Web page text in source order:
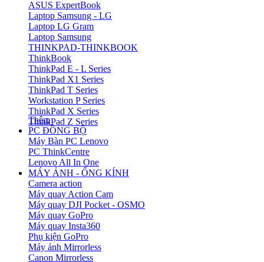
ASUS ExpertBook
Laptop Samsung - LG
Laptop LG Gram
Laptop Samsung
THINKPAD-THINKBOOK
ThinkBook
ThinkPad E - L Series
ThinkPad X1 Series
ThinkPad T Series
Workstation P Series
ThinkPad X Series
ThinkPad Z Series
Thêm
PC ĐỒNG BỘ
Máy Bàn PC Lenovo
PC ThinkCentre
Lenovo All In One
MÁY ẢNH - ỐNG KÍNH
Camera action
Máy quay Action Cam
Máy quay DJI Pocket - OSMO
Máy quay GoPro
Máy quay Insta360
Phụ kiện GoPro
Máy ảnh Mirrorless
Canon Mirrorless